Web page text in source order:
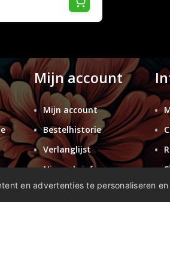
Mijn account
Mijn account
Bestelhistorie
Verlanglijst
Nieuwsbrief
en advertenties te personaliseren